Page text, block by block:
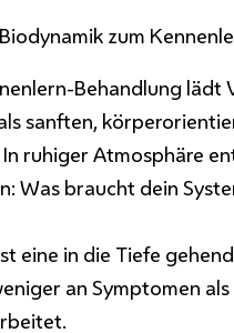
zum
Behandlung lädt
sanften,
In ruhiger Atmosphäre
Was braucht dein
eine in die Tiefe
an Symptomen